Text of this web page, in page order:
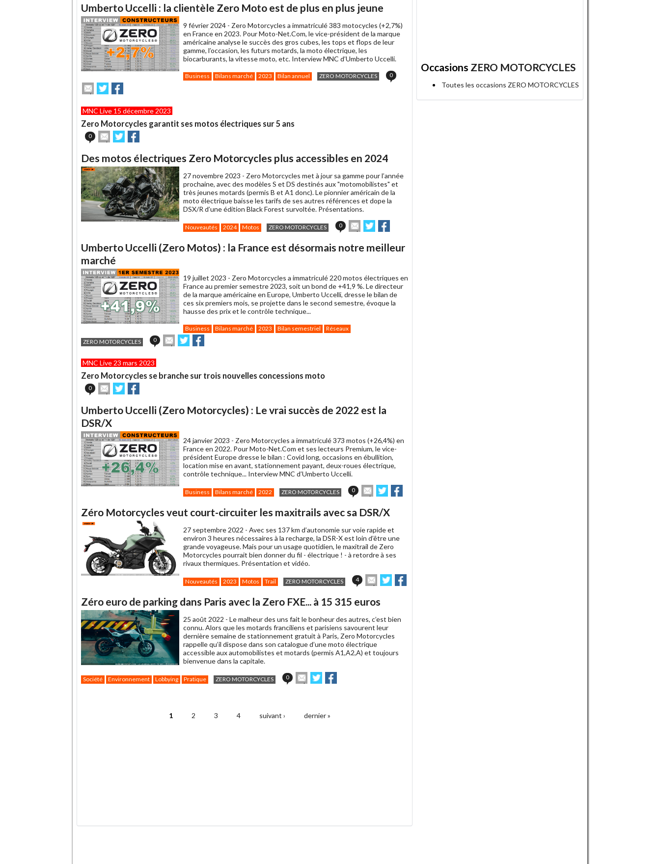
un
ami
Umberto Uccelli : la clientèle Zero Moto est de plus en plus jeune
9 février 2024 - Zero Motorcycles a immatriculé 383 motocycles (+2,7%)
en France en 2023. Pour Moto-Net.Com, le vice-président de la marque
américaine analyse le succès des gros cubes, les tops et flops de leur
gamme, l’occasion, les futurs motards, la moto électrique, les
biocarburants, la vitesse moto, etc. Interview MNC d’Umberto Uccelli.
Business Bilans marché 2023 Bilan annuel ZERO MOTORCYCLES 0
Envoyer
cet
à
un
ami
Partager
sur
sur
MNC Live 15 décembre 2023
Zero Motorcycles garantit ses motos électriques sur 5 ans
0
Envoyer
cet
à
un
ami
Partager
sur sur
Des motos électriques Zero Motorcycles plus accessibles en 2024
27 novembre 2023 - Zero Motorcycles met à jour sa gamme pour l’année
prochaine, avec des modèles S et DS destinés aux "motomobilistes" et
très jeunes motards (permis B et A1 donc). Le pionnier américain de la
moto électrique baisse les tarifs de ses autres références et dope la
DSX/R d’une édition Black Forest survoltée. Présentations.
Nouveautés 2024 Motos ZERO MOTORCYCLES 0
Envoyer
cet
à
Partager
sur sur
Umberto Uccelli (Zero Motos) : la France est désormais notre meilleur
marché
19 juillet 2023 - Zero Motorcycles a immatriculé 220 motos électriques en
France au premier semestre 2023, soit un bond de +41,9 %. Le directeur
de la marque américaine en Europe, Umberto Uccelli, dresse le bilan de
ces six premiers mois, se projette dans le second semestre, évoque la
hausse des prix et le contrôle technique...
Business Bilans marché 2023 Bilan semestriel
Réseaux
ZERO MOTORCYCLES
0
Envoyer
cet
ami
Partager
sur sur
MNC Live 23 mars 2023
Zero Motorcycles se branche sur trois nouvelles concessions moto
0
Envoyer
cet
à
un
ami
Partager
sur sur
Umberto Uccelli (Zero Motorcycles) : Le vrai succès de 2022 est la
DSR/X
24 janvier 2023 - Zero Motorcycles a immatriculé 373 motos (+26,4%) en
France en 2022. Pour Moto-Net.Com et ses lecteurs Premium, le vice-
président Europe dresse le bilan : Covid long, occasions en ébullition,
location mise en avant, stationnement payant, deux-roues électrique,
contrôle technique... Interview MNC d’Umberto Uccelli.
Business Bilans marché 2022 ZERO MOTORCYCLES 0
Envoyer
cet
à
ami
Partager
sur sur
Zéro Motorcycles veut court-circuiter les maxitrails avec sa DSR/X
27 septembre 2022 - Avec ses 137 km d’autonomie sur voie rapide et
environ 3 heures nécessaires à la recharge, la DSR-X est loin d’être une
grande voyageuse. Mais pour un usage quotidien, le maxitrail de Zero
Motorcycles pourrait bien donner du fil - électrique ! - à retordre à ses
rivaux thermiques. Présentation et vidéo.
Nouveautés 2023 Motos Trail ZERO MOTORCYCLES 4
Envoyer
cet
à
ami
Partager
sur sur
Zéro euro de parking dans Paris avec la Zero FXE... à 15 315 euros
25 août 2022 - Le malheur des uns fait le bonheur des autres, c’est bien
connu. Alors que les motards franciliens et parisiens savourent leur
dernière semaine de stationnement gratuit à Paris, Zero Motorcycles
rappelle qu’il dispose dans son catalogue d’une moto électrique
accessible aux automobilistes et motards (permis A1,A2,A) et toujours
bienvenue dans la capitale.
Société Environnement Lobbying Pratique ZERO MOTORCYCLES 0
Envoyer
cet
ami
Partager
sur sur
1 2 3 4 suivant › dernier »
Occasions ZERO MOTORCYCLES
Toutes les occasions ZERO MOTORCYCLES